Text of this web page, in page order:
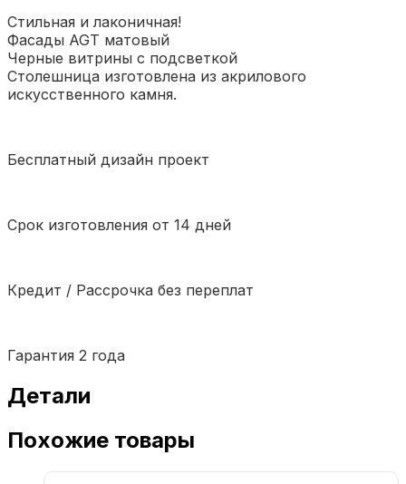
Стильная и лаконичная!
Фасады AGT матовый
Черные витрины с подсветкой
Столешница изготовлена из акрилового
искусственного камня.
Бесплатный дизайн проект
Срок изготовления от 14 дней
Кредит / Рассрочка без переплат
Гарантия 2 года
Детали
Похожие товары